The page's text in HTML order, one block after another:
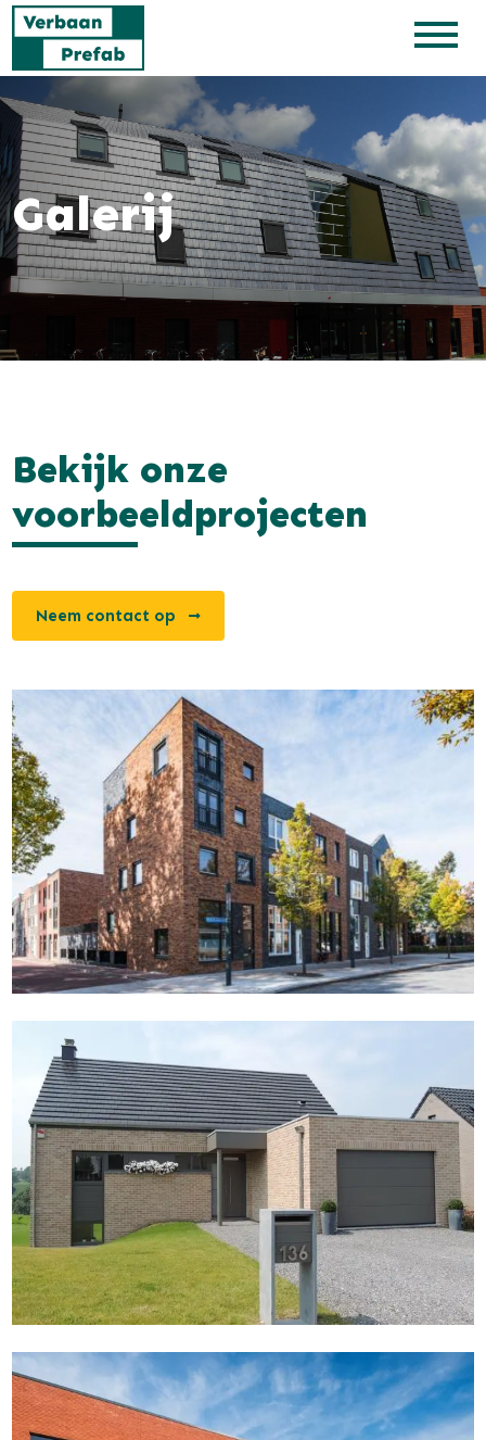
Galerij
Bekijk onze
voorbeeldprojecten
Neem contact op